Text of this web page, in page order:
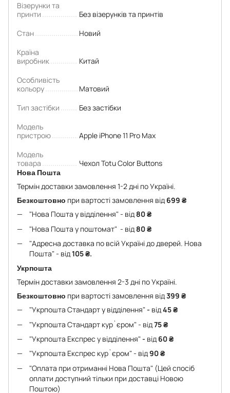
Візерунки та
принти
Без візерунків та принтів
Стан
Новий
Країна
виробник
Китай
Особливість
кольору
Матовий
Тип застібки
Без застібки
Модель
пристрою
Apple iPhone 11 Pro Max
Модель
товара
Чехол Totu Color Buttons
Нова Пошта
Термін доставки замовлення 1-2 дні по Україні.
Безкоштовно при вартості замовлення від 699 ₴
"Нова Пошта у відділення" - від 80 ₴
"Нова Пошта у поштомат" - від 80 ₴
"Адресна доставка по всій Україні до дверей. Нова
Пошта" - від105 ₴.
Укрпошта
Термін доставки замовлення 2-3 дні по Україні.
Безкоштовно при вартості замовлення від399 ₴
"Укрпошта Стандарт у відділення" - від45₴
"Укрпошта Стандарт кур`єром" - від75₴
"Укрпошта Експрес у відділення" - від 60₴
"Укрпошта Експрес кур`єром" - від90₴
"Оплата при отриманні Нова Пошта" (Цей спосіб
оплати доступний тільки при доставці Новою
Поштою)